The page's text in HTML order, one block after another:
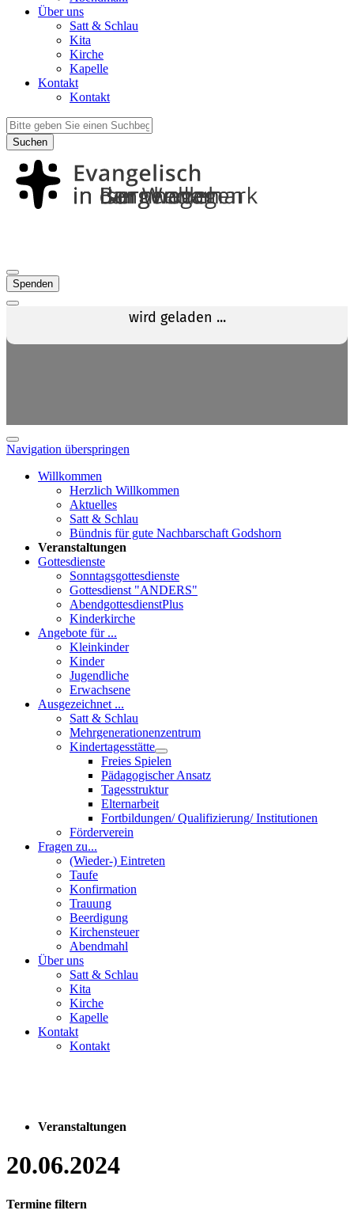
Über uns
Satt & Schlau
Kita
Kirche
Kapelle
Kontakt
Kontakt
Suchen
Spenden
Navigation überspringen
Willkommen
Herzlich Willkommen
Aktuelles
Satt & Schlau
Bündnis für gute Nachbarschaft Godshorn
Veranstaltungen
Gottesdienste
Sonntagsgottesdienste
Gottesdienst "ANDERS"
AbendgottesdienstPlus
Kinderkirche
Angebote für ...
Kleinkinder
Kinder
Jugendliche
Erwachsene
Ausgezeichnet ...
Satt & Schlau
Mehrgenerationenzentrum
Kindertagesstätte
Freies Spielen
Pädagogischer Ansatz
Tagesstruktur
Elternarbeit
Fortbildungen/ Qualifizierung/ Institutionen
Förderverein
Fragen zu...
(Wieder-) Eintreten
Taufe
Konfirmation
Trauung
Beerdigung
Kirchensteuer
Abendmahl
Über uns
Satt & Schlau
Kita
Kirche
Kapelle
Kontakt
Kontakt
Veranstaltungen
20.06.2024
Termine filtern